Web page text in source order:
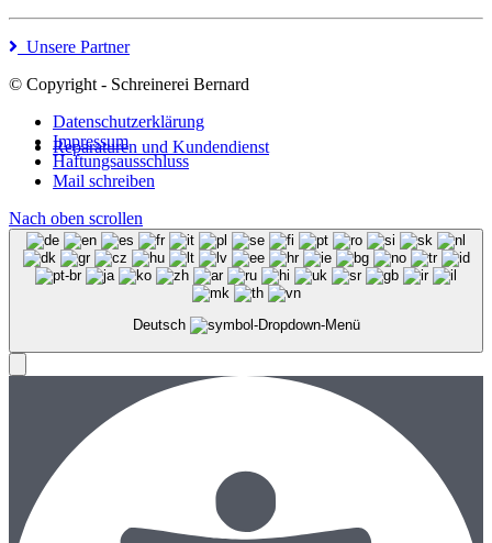
Reparaturen und Kundendienst
Unsere Partner
© Copyright - Schreinerei Bernard
Datenschutzerklärung
Impressum
Haftungsausschluss
Mail schreiben
Nach oben scrollen
Deutsch